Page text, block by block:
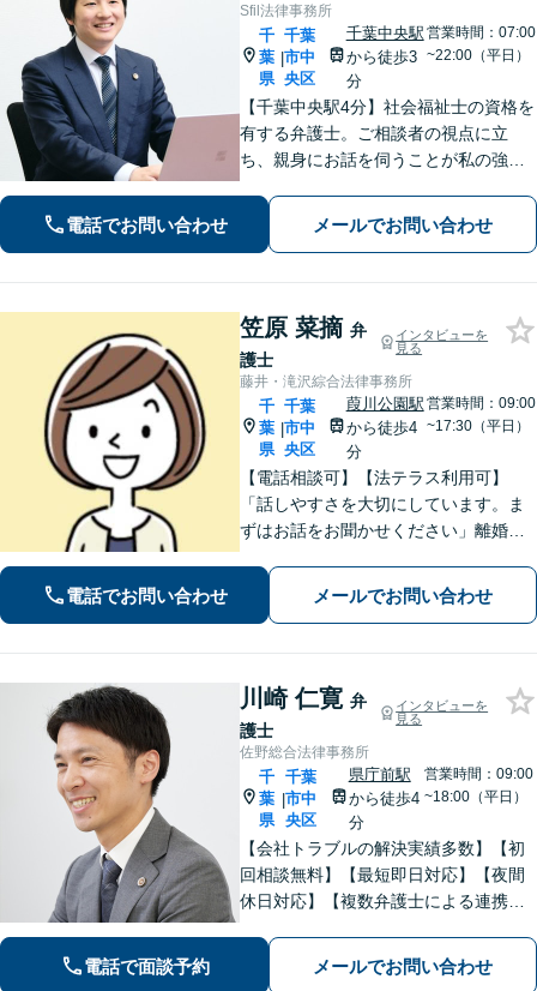
Sfil法律事務所
千
葉
県
|
千葉
市中
央区
千葉中央駅
から徒歩3
分
営業時間：07:00
~22:00（平日）
【千葉中央駅4分】社会福祉士の資格を
有する弁護士。ご相談者の視点に立
ち、親身にお話を伺うことが私の強み
だろうか」と迷われている方でも、ま
ずはお気軽にご相談ください【休日・
電話でお問い合わせ メールでお問い合わせ
笠原 菜摘 弁
護士
インタビューを
見る
藤井・滝沢綜合法律事務所
千
葉
県
|
千葉
市中
央区
葭川公園駅
から徒歩4
分
営業時間：09:00
~17:30（平日）
【電話相談可】【法テラス利用可】
「話しやすさを大切にしています。ま
ずはお話をお聞かせください」離婚男
件／相続紛争など、幅広いご相談に対
応が可能です。【夜間・休日面談可】
電話でお問い合わせ メールでお問い合わせ
川崎 仁寛 弁
護士
インタビューを
見る
佐野総合法律事務所
千
葉
県
|
千葉
市中
央区
県庁前駅
から徒歩4
分
営業時間：09:00
~18:00（平日）
【会社トラブルの解決実績多数】【初
回相談無料】【最短即日対応】【夜間
休日対応】【複数弁護士による連携】
ら企業顧問まで幅広く対応。中小企業
や個人事業主の皆様が安心して相談で
電話で面談予約 メールでお問い合わせ